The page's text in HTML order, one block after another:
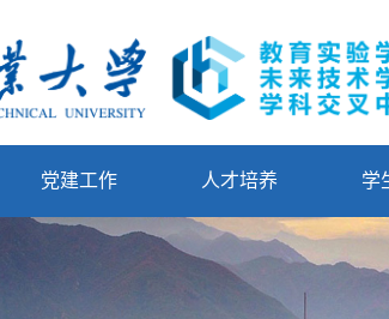
党建工作 人才培养 学